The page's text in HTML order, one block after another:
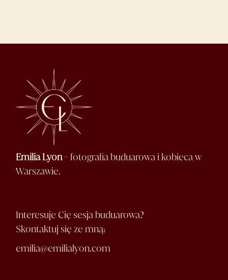
Emilia Lyon- fotografia buduarowa i kobieca w
Warszawie.
Interesuje Cię sesja buduarowa?
Skontaktuj się ze mną:
emilia@emilialyon.com